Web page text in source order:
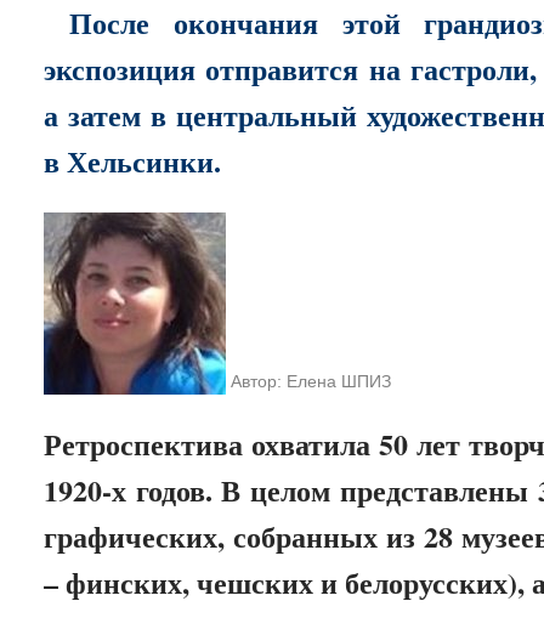
После окончания этой
экспозиция отправится на
а затем в центральный
в Хельсинки.
Автор: Елена ШПИЗ
Ретроспектива охватила 50 лет
1920-х годов. В целом
графических, собранных из 28
– финских, чешских и белорусских),